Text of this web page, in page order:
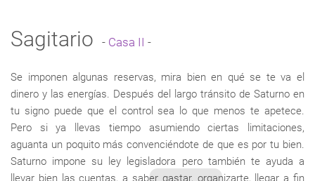
Sagitario - Casa II -
Se imponen algunas reservas, mira bien en qué se te va el
dinero y las energías. Después del largo tránsito de Saturno en
tu signo puede que el control sea lo que menos te apetece.
Pero si ya llevas tiempo asumiendo ciertas limitaciones,
aguanta un poquito más convenciéndote de que es por tu bien.
Saturno impone su ley legisladora pero también te ayuda a
llevar bien las cuentas, a saber gastar, organizarte, llegar a fin